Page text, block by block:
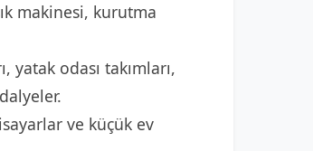
makinesi, kurutma
yatak odası takımları,
ve küçük ev